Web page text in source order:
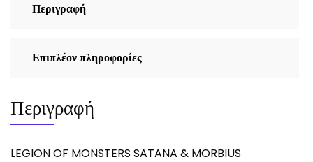
Περιγραφή
Επιπλέον πληροφορίες
Περιγραφή
LEGION OF MONSTERS SATANA & MORBIUS